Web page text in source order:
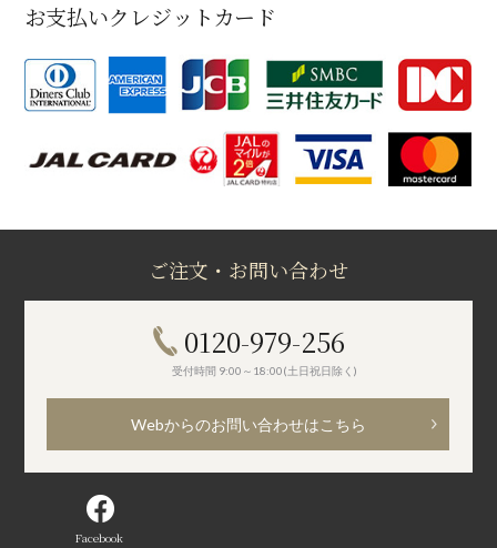
お支払いクレジットカード
ご注文・お問い合わせ
0120-979-256
受付時間 9:00～18:00(土日祝日除く)
Webからのお問い合わせはこちら
Facebook